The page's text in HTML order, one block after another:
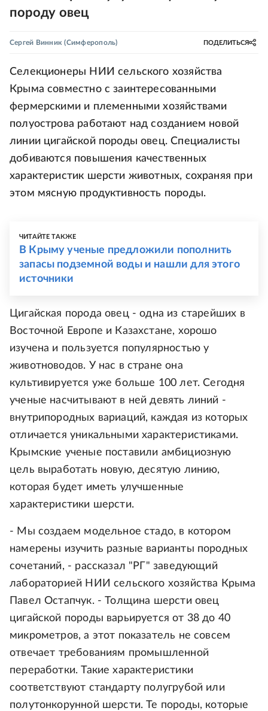
породу овец
Сергей Винник (Симферополь) ПОДЕЛИТЬСЯ
Селекционеры НИИ сельского хозяйства
Крыма совместно с заинтересованными
фермерскими и племенными хозяйствами
полуострова работают над созданием новой
линии цигайской породы овец. Специалисты
добиваются повышения качественных
характеристик шерсти животных, сохраняя при
этом мясную продуктивность породы.
ЧИТАЙТЕ ТАКЖЕ
В Крыму ученые предложили пополнить
запасы подземной воды и нашли для этого
источники
Цигайская порода овец - одна из старейших в
Восточной Европе и Казахстане, хорошо
изучена и пользуется популярностью у
животноводов. У нас в стране она
культивируется уже больше 100 лет. Сегодня
ученые насчитывают в ней девять линий -
внутрипородных вариаций, каждая из которых
отличается уникальными характеристиками.
Крымские ученые поставили амбициозную
цель выработать новую, десятую линию,
которая будет иметь улучшенные
характеристики шерсти.
- Мы создаем модельное стадо, в котором
намерены изучить разные варианты породных
сочетаний, - рассказал "РГ" заведующий
лабораторией НИИ сельского хозяйства Крыма
Павел Остапчук. - Толщина шерсти овец
цигайской породы варьируется от 38 до 40
микрометров, а этот показатель не совсем
отвечает требованиям промышленной
переработки. Такие характеристики
соответствуют стандарту полугрубой или
полутонкорунной шерсти. Те породы, которые